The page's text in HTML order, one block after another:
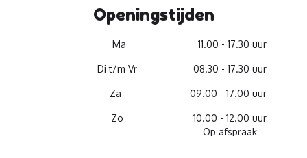
Openingstijden
Ma 11.00 - 17.30 uur
Di t/m Vr 08.30 - 17.30 uur
Za 09.00 - 17.00 uur
Zo
10.00 - 12.00 uur
Op afspraak